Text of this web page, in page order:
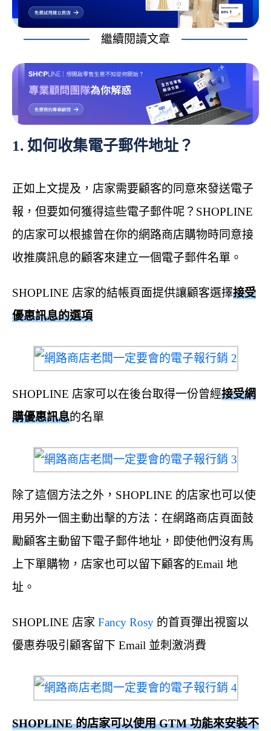
繼續閱讀文章
1. 如何收集電子郵件地址？
正如上文提及，店家需要顧客的同意來發送電子
報，但要如何獲得這些電子郵件呢？SHOPLINE
的店家可以根據曾在你的網路商店購物時同意接
收推廣訊息的顧客來建立一個電子郵件名單。
SHOPLINE 店家的結帳頁面提供讓顧客選擇接受
優惠訊息的選項
SHOPLINE 店家可以在後台取得一份曾經接受網
購優惠訊息的名單
除了這個方法之外，SHOPLINE 的店家也可以使
用另外一個主動出擊的方法：在網路商店頁面鼓
勵顧客主動留下電子郵件地址，即使他們沒有馬
上下單購物，店家也可以留下顧客的Email 地
址。
SHOPLINE 店家 Fancy Rosy 的首頁彈出視窗以
優惠券吸引顧客留下 Email 並刺激消費
SHOPLINE 的店家可以使用 GTM 功能來安裝不